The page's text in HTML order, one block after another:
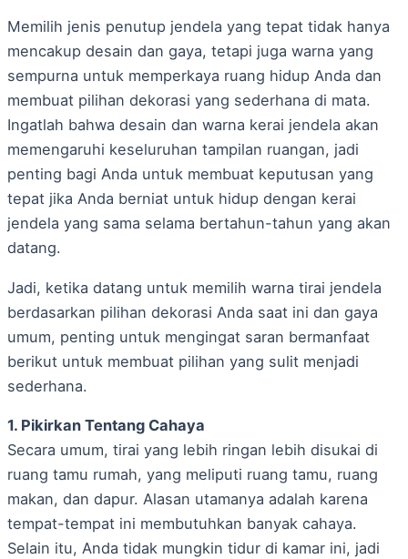
Memilih jenis penutup jendela yang tepat tidak hanya
mencakup desain dan gaya, tetapi juga warna yang
sempurna untuk memperkaya ruang hidup Anda dan
membuat pilihan dekorasi yang sederhana di mata.
Ingatlah bahwa desain dan warna kerai jendela akan
memengaruhi keseluruhan tampilan ruangan, jadi
penting bagi Anda untuk membuat keputusan yang
tepat jika Anda berniat untuk hidup dengan kerai
jendela yang sama selama bertahun-tahun yang akan
datang.
Jadi, ketika datang untuk memilih warna tirai jendela
berdasarkan pilihan dekorasi Anda saat ini dan gaya
umum, penting untuk mengingat saran bermanfaat
berikut untuk membuat pilihan yang sulit menjadi
sederhana.
1. Pikirkan Tentang Cahaya
Secara umum, tirai yang lebih ringan lebih disukai di
ruang tamu rumah, yang meliputi ruang tamu, ruang
makan, dan dapur. Alasan utamanya adalah karena
tempat-tempat ini membutuhkan banyak cahaya.
Selain itu, Anda tidak mungkin tidur di kamar ini, jadi